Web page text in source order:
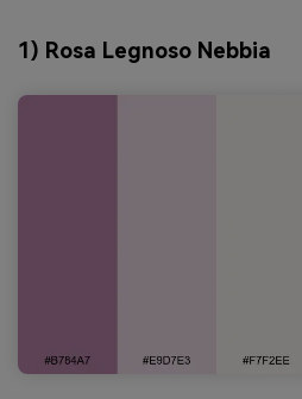
1) Rosa Legnoso Nebbia